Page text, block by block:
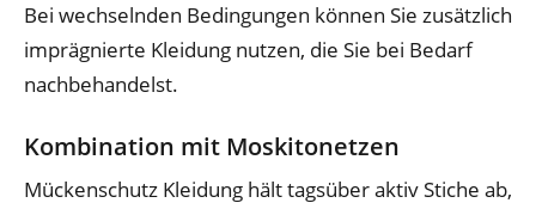
Bei wechselnden Bedingungen können Sie zusätzlich
imprägnierte Kleidung nutzen, die Sie bei Bedarf
nachbehandelst.
Kombination mit Moskitonetzen
Mückenschutz Kleidung hält tagsüber aktiv Stiche ab,